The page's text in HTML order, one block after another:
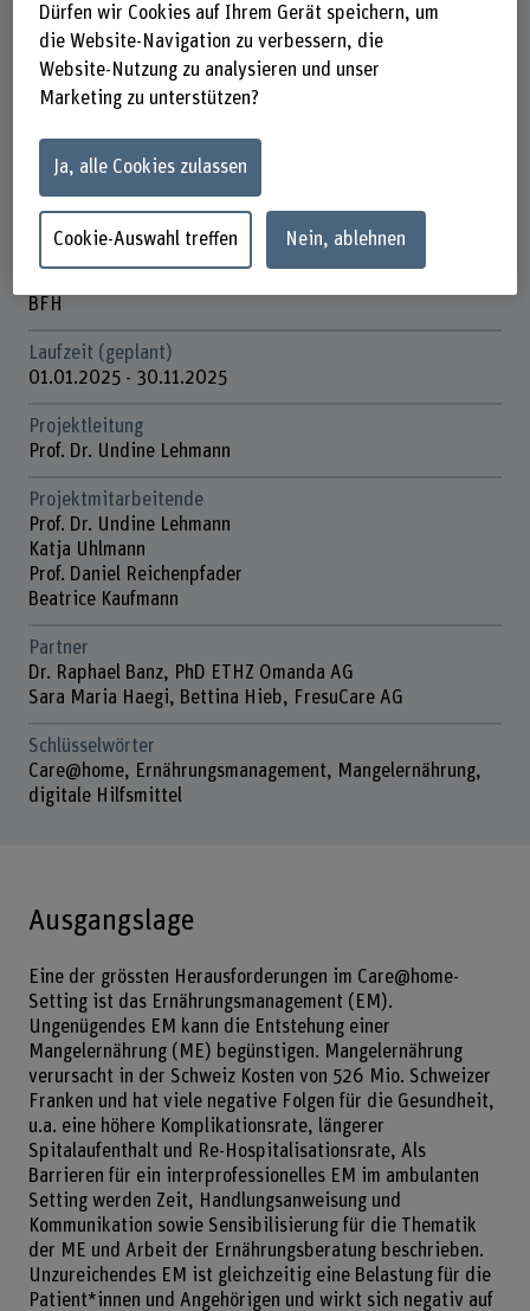
Gesundheit
Hochschule der Künste Bern
Technik und Informatik
Institut(e)
Institute for Patient-centered Digital Health (PCDH)
Strategisches Themenfeld
Themenfeld Caring Society
BFH
Laufzeit (geplant)
01.01.2025 - 30.11.2025
Projektleitung
Prof. Dr. Undine Lehmann
Projektmitarbeitende
Prof. Dr. Undine Lehmann
Katja Uhlmann
Prof. Daniel Reichenpfader
Beatrice Kaufmann
Partner
Dr. Raphael Banz, PhD ETHZ Omanda AG
Sara Maria Haegi, Bettina Hieb, FresuCare AG
Schlüsselwörter
Care@home, Ernährungsmanagement, Mangelernährung,
digitale Hilfsmittel
Ausgangslage
Eine der grössten Herausforderungen im Care@home-
Setting ist das Ernährungsmanagement (EM).
Ungenügendes EM kann die Entstehung einer
Mangelernährung (ME) begünstigen. Mangelernährung
verursacht in der Schweiz Kosten von 526 Mio. Schweizer
Franken und hat viele negative Folgen für die Gesundheit,
u.a. eine höhere Komplikationsrate, längerer
Spitalaufenthalt und Re-Hospitalisationsrate, Als
Barrieren für ein interprofessionelles EM im ambulanten
Setting werden Zeit, Handlungsanweisung und
Kommunikation sowie Sensibilisierung für die Thematik
der ME und Arbeit der Ernährungsberatung beschrieben.
Unzureichendes EM ist gleichzeitig eine Belastung für die
Patient*innen und Angehörigen und wirkt sich negativ auf
Dürfen wir Cookies auf Ihrem Gerät speichern, um
die Website-Navigation zu verbessern, die
Website-Nutzung zu analysieren und unser
Marketing zu unterstützen?
Ja, alle Cookies zulassen
Cookie-Auswahl treffen Nein, ablehnen